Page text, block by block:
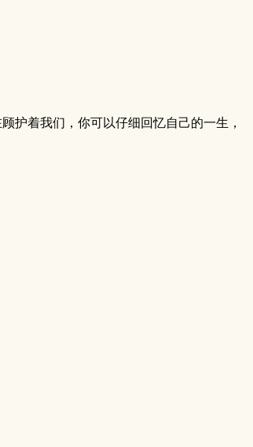
护着我们，你可以仔细回忆自己的一生，